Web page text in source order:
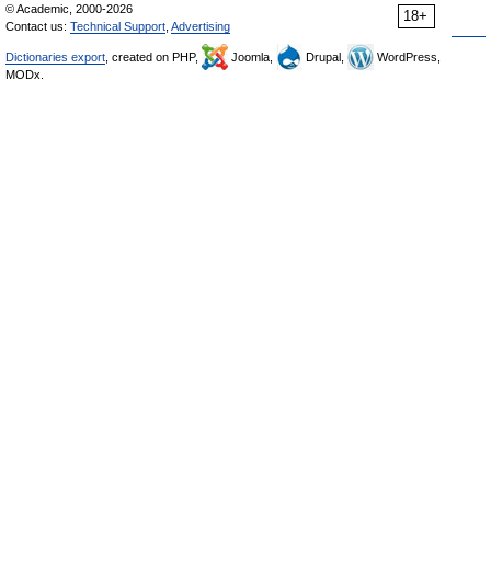
18+
© Academic, 2000-2026
Contact us: Technical Support Advertising
Dictionaries export , created on PHP, Joomla, Drupal,
WordPress,
MODx.